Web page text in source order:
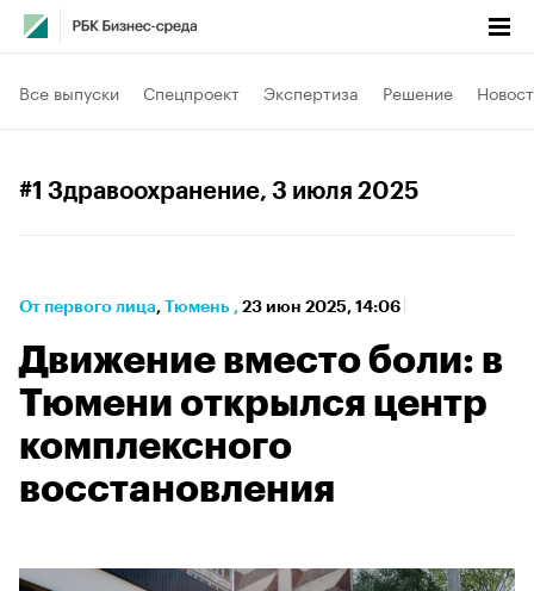
Все выпуски Спецпроект Экспертиза Решение
#1 Здравоохранение, 3 июля 2025
От первого лица⁠, Тюмень , 23 июн 2025, 14:06
Движение вместо боли: в
Тюмени открылся центр
комплексного
восстановления